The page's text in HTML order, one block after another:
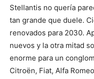
Stellantis no quería
tan grande que duele.
renovados para 2030.
nuevos y la otra mitad
enorme para un
Citroën, Fiat, Alfa